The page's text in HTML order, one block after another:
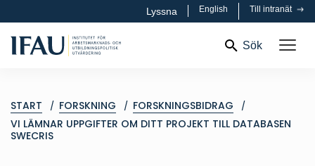
Lyssna English Till intranät
Sök
START FORSKNING
FORSKNINGSBIDRAG
VI LÄMNAR UPPGIFTER OM DITT PROJEKT TILL DATABASEN
SWECRIS